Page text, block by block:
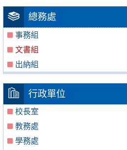
總務處
事務組
文書組
出納組
行政單位
校長室
教務處
學務處